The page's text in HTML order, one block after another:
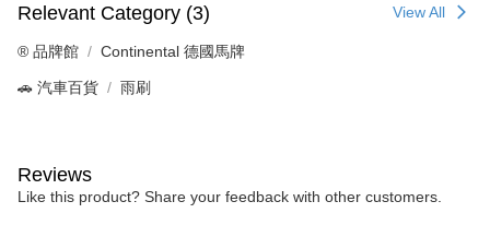
Relevant Category (3) View All
®️ 品牌館 Continental 德國馬牌
🚗 汽車百貨 雨刷
Reviews
Like this product? Share your feedback with other customers.